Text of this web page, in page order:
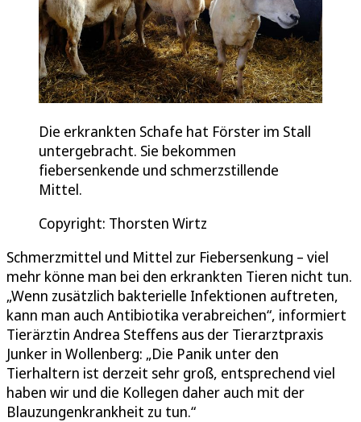
Die erkrankten Schafe hat Förster im Stall
untergebracht. Sie bekommen
fiebersenkende und schmerzstillende
Mittel.
Copyright: Thorsten Wirtz
Schmerzmittel und Mittel zur Fiebersenkung – viel
mehr könne man bei den erkrankten Tieren nicht tun.
„Wenn zusätzlich bakterielle Infektionen auftreten,
kann man auch Antibiotika verabreichen“, informiert
Tierärztin Andrea Steffens aus der Tierarztpraxis
Junker in Wollenberg: „Die Panik unter den
Tierhaltern ist derzeit sehr groß, entsprechend viel
haben wir und die Kollegen daher auch mit der
Blauzungenkrankheit zu tun.“